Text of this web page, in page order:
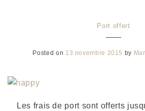
Port offert
Posted on 13 novembre 2015 by
Les frais de port sont offerts